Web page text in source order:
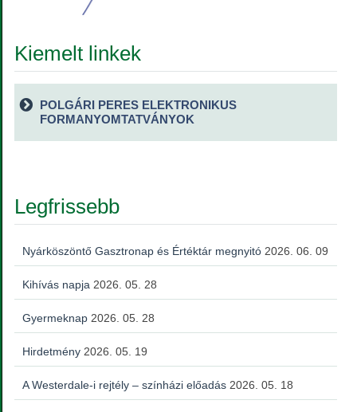
Kiemelt linkek
POLGÁRI PERES ELEKTRONIKUS
FORMANYOMTATVÁNYOK
Legfrissebb
Nyárköszöntő Gasztronap és Értéktár megnyitó 2026. 06. 09
Kihívás napja 2026. 05. 28
Gyermeknap 2026. 05. 28
Hirdetmény 2026. 05. 19
A Westerdale-i rejtély – színházi előadás 2026. 05. 18